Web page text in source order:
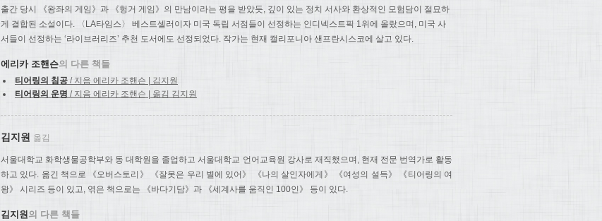
출간 당시 《왕좌의 게임》과 《헝거 게임》의 만남이라는 평을 받았듯, 깊이 있는 정치 서사와 환상적인 모험담이 절묘하
게 결합된 소설이다. 〈LA타임스〉 베스트셀러이자 미국 독립 서점들이 선정하는 인디넥스트픽 1위에 올랐으며, 미국 사
서들이 선정하는 ‘라이브러리즈’ 추천 도서에도 선정되었다. 작가는 현재 캘리포니아 샌프란시스코에 살고 있다.
에리카 조핸슨의 다른 책들
티어링의 침공 / 지음 에리카 조핸슨 | 김지원
티어링의 운명 / 지음 에리카 조핸슨 | 옮김 김지원
김지원 옮김
서울대학교 화학생물공학부와 동 대학원을 졸업하고 서울대학교 언어교육원 강사로 재직했으며, 현재 전문 번역가로 활동
하고 있다. 옮긴 책으로 《오버스토리》 《잘못은 우리 별에 있어》 《나의 살인자에게》 《여성의 설득》 《티어링의 여
왕》 시리즈 등이 있고, 엮은 책으로는 《바다기담》과 《세계사를 움직인 100인》 등이 있다.
김지원 의 다른 책들